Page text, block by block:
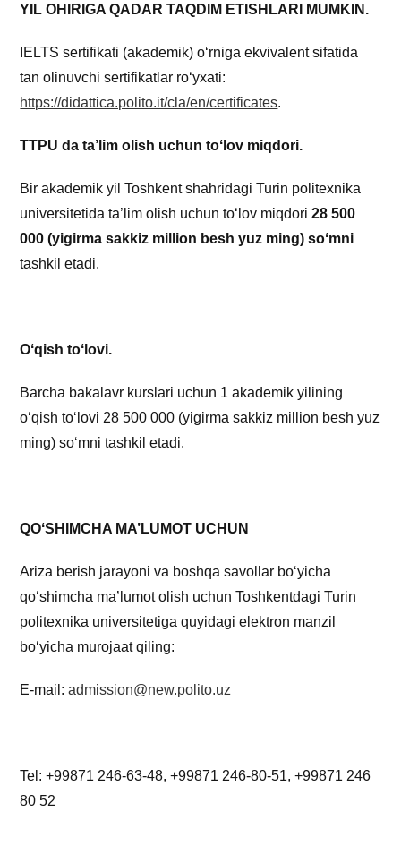
YIL OHIRIGA QADAR TAQDIM ETISHLARI MUMKIN.
IELTS sertifikati (akademik) oʻrniga ekvivalent sifatida
tan olinuvchi sertifikatlar roʻyxati:
https://didattica.polito.it/cla/en/certificates.
TTPU da ta’lim olish uchun toʻlov miqdori.
Bir akademik yil Toshkent shahridagi Turin politexnika
universitetida ta’lim olish uchun toʻlov miqdori28 500
000 (yigirma sakkiz million besh yuz ming) soʻmni
tashkil etadi.
Oʻqish toʻlovi.
Barcha bakalavr kurslari uchun 1 akademik yilining
oʻqish toʻlovi 28 500 000 (yigirma sakkiz million besh yuz
ming) soʻmni tashkil etadi.
QOʻSHIMCHA MA’LUMOT UCHUN
Ariza berish jarayoni va boshqa savollar boʻyicha
qoʻshimcha ma’lumot olish uchun Toshkentdagi Turin
politexnika universitetiga quyidagi elektron manzil
boʻyicha murojaat qiling:
E-mail:admission@new.polito.uz
Tel: +99871 246-63-48, +99871 246-80-51, +99871 246
80 52